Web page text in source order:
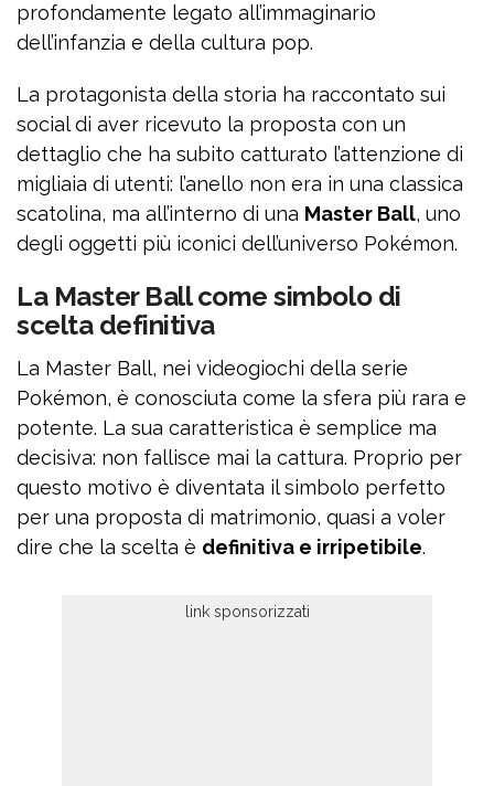
profondamente legato all’immaginario
dell’infanzia e della cultura pop.
La protagonista della storia ha raccontato sui
social di aver ricevuto la proposta con un
dettaglio che ha subito catturato l’attenzione di
migliaia di utenti: l’anello non era in una classica
scatolina, ma all’interno di una Master Ball, uno
degli oggetti più iconici dell’universo Pokémon.
La Master Ball come simbolo di
scelta definitiva
La Master Ball, nei videogiochi della serie
Pokémon, è conosciuta come la sfera più rara e
potente. La sua caratteristica è semplice ma
decisiva: non fallisce mai la cattura. Proprio per
questo motivo è diventata il simbolo perfetto
per una proposta di matrimonio, quasi a voler
dire che la scelta è definitiva e irripetibile.